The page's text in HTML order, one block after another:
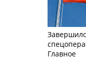
Главное